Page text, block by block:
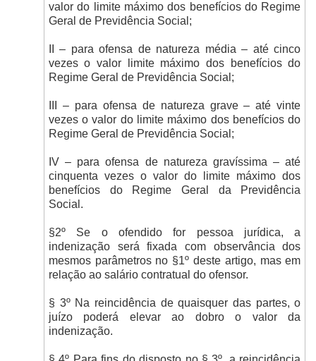
valor do limite máximo dos benefícios do Regime
Geral de Previdência Social;
II – para ofensa de natureza média – até cinco
vezes o valor limite máximo dos benefícios do
Regime Geral de Previdência Social;
III – para ofensa de natureza grave – até vinte
vezes o valor do limite máximo dos benefícios do
Regime Geral de Previdência Social;
IV – para ofensa de natureza gravíssima – até
cinquenta vezes o valor do limite máximo dos
benefícios do Regime Geral da Previdência
Social.
§2º Se o ofendido for pessoa jurídica, a
indenização será fixada com observância dos
mesmos parâmetros no §1º deste artigo, mas em
relação ao salário contratual do ofensor.
§ 3º Na reincidência de quaisquer das partes, o
juízo poderá elevar ao dobro o valor da
indenização.